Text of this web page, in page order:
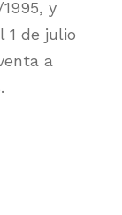
y
1 de julio
a